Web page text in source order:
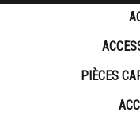
PIÈCES